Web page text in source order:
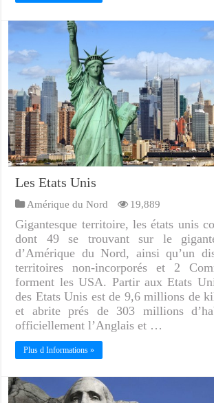
Les Etats Unis
Amérique du Nord 19,889
Gigantesque territoire, les états unis
dont 49 se trouvant sur le
d’Amérique du Nord, ainsi qu’un
territoires non-incorporés et 2
forment les USA. Partir aux Etats
des Etats Unis est de 9,6 millions de
et abrite prés de 303 millions
officiellement l’Anglais et …
Plus d Informations »